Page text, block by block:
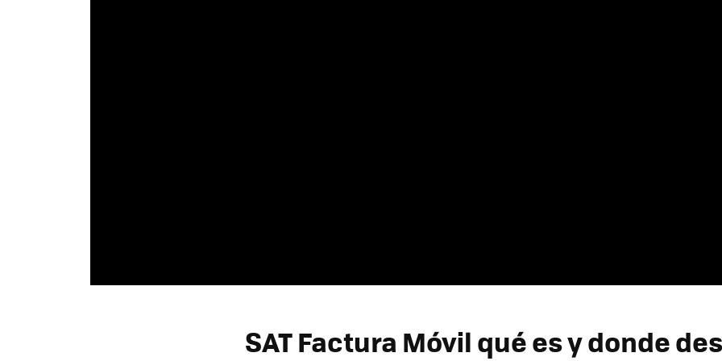
SAT Factura Móvil qué es y donde